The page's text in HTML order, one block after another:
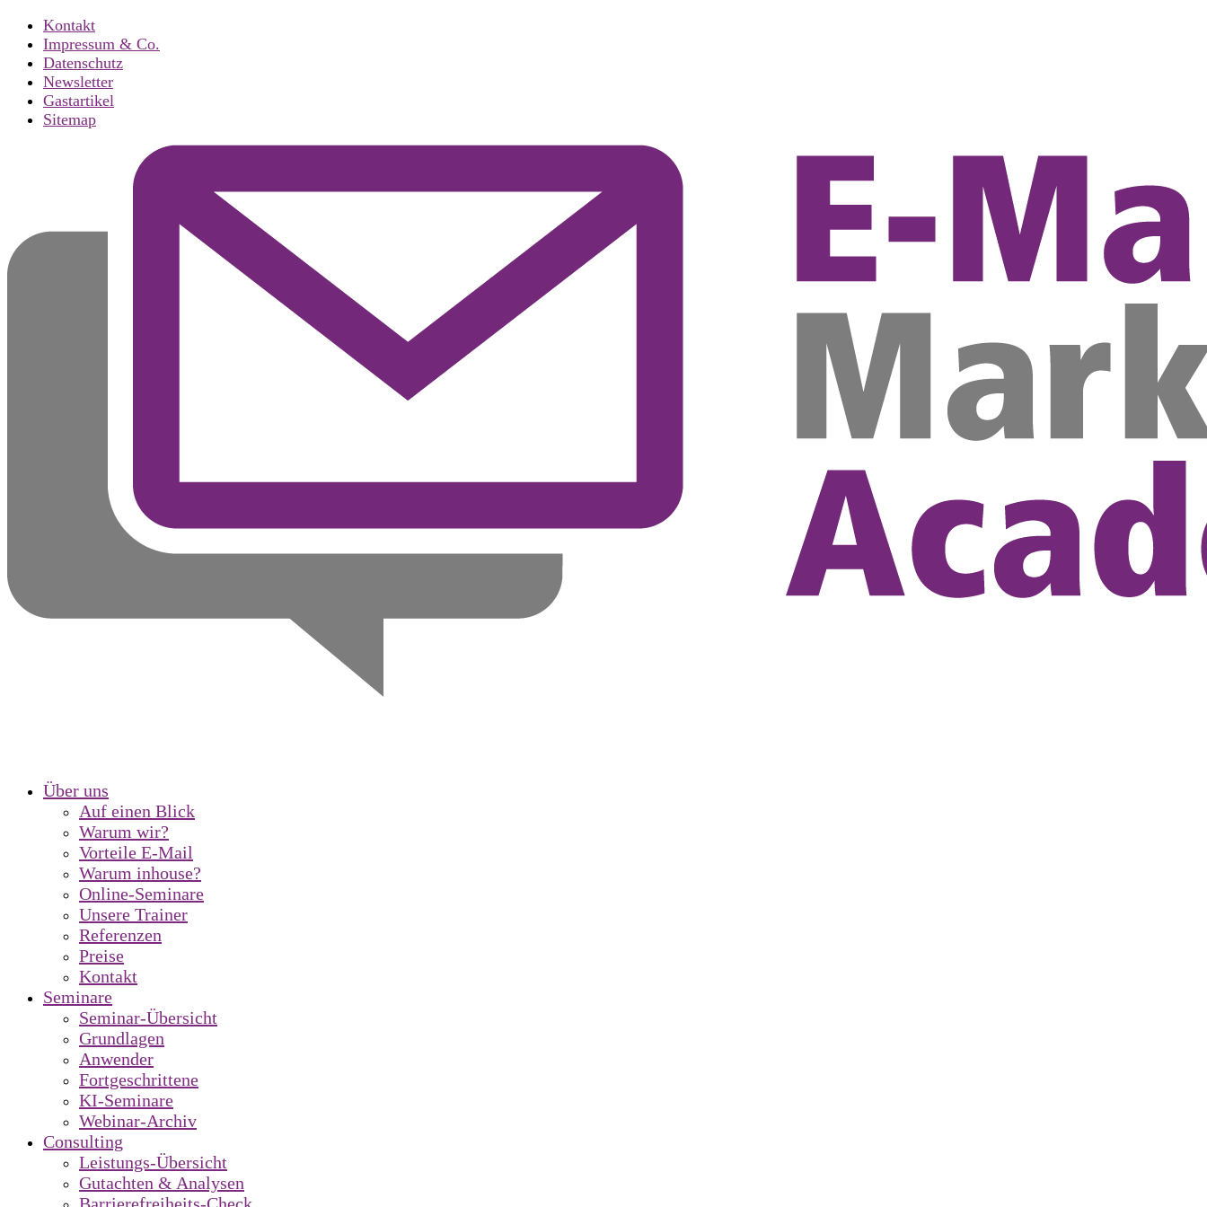
Kontakt
Impressum & Co.
Datenschutz
Newsletter
Gastartikel
Sitemap
Über uns
Auf einen Blick
Warum wir?
Vorteile E-Mail
Warum inhouse?
Online-Seminare
Unsere Trainer
Referenzen
Preise
Kontakt
Seminare
Seminar-Übersicht
Grundlagen
Anwender
Fortgeschrittene
KI-Seminare
Webinar-Archiv
Consulting
Leistungs-Übersicht
Gutachten & Analysen